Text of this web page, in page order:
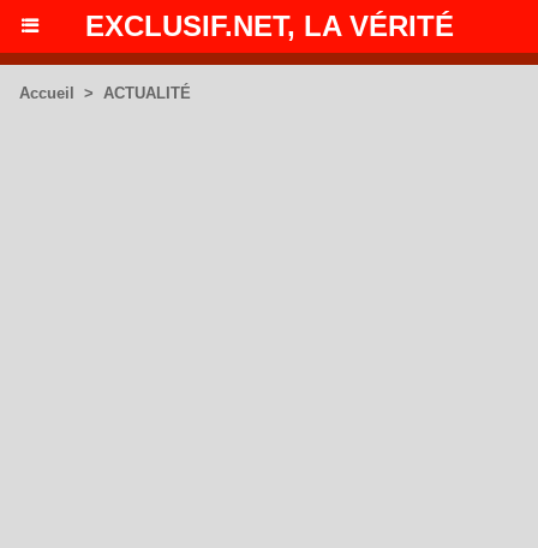
EXCLUSIF.NET, LA VÉRITÉ
Accueil > ACTUALITÉ